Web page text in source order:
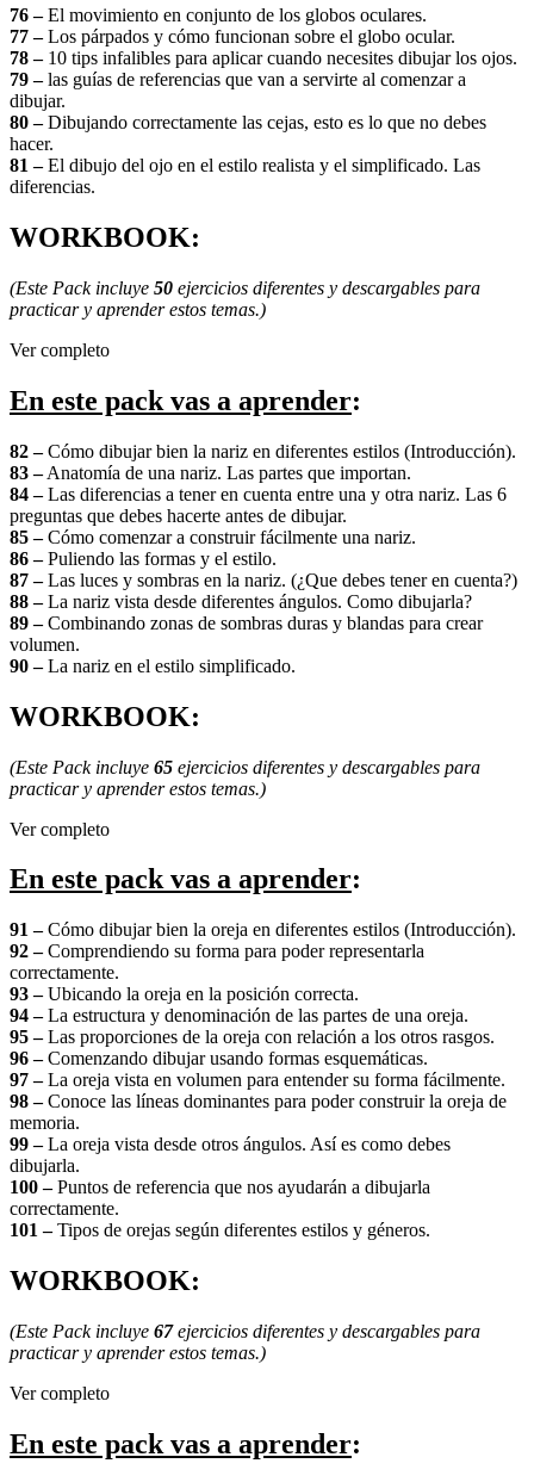
76 –El movimiento en conjunto de los globos oculares.
77 –Los párpados y cómo funcionan sobre el globo ocular.
78 –10 tips infalibles para aplicar cuando necesites dibujar los ojos.
79 –las guías de referencias que van a servirte al comenzar a
dibujar.
80 –Dibujando correctamente las cejas, esto es lo que no debes
hacer.
81 –El dibujo del ojo en el estilo realista y el simplificado. Las
diferencias.
WORKBOOK:
(Este Pack incluye 50 ejercicios diferentes y descargables para
practicar y aprender estos temas.)
Ver completo
En este pack vas a aprender:
82 –Cómo dibujar bien la nariz en diferentes estilos (Introducción).
83 –Anatomía de una nariz. Las partes que importan.
84 –Las diferencias a tener en cuenta entre una y otra nariz. Las 6
preguntas que debes hacerte antes de dibujar.
85 –Cómo comenzar a construir fácilmente una nariz.
86 –Puliendo las formas y el estilo.
87 –Las luces y sombras en la nariz. (¿Que debes tener en cuenta?)
88 –La nariz vista desde diferentes ángulos. Como dibujarla?
89 –Combinando zonas de sombras duras y blandas para crear
volumen.
90 –La nariz en el estilo simplificado.
WORKBOOK:
(Este Pack incluye 65 ejercicios diferentes y descargables para
practicar y aprender estos temas.)
Ver completo
En este pack vas a aprender:
91 –Cómo dibujar bien la oreja en diferentes estilos (Introducción).
92 –Comprendiendo su forma para poder representarla
correctamente.
93 –Ubicando la oreja en la posición correcta.
94 –La estructura y denominación de las partes de una oreja.
95 –Las proporciones de la oreja con relación a los otros rasgos.
96 –Comenzando dibujar usando formas esquemáticas.
97 –La oreja vista en volumen para entender su forma fácilmente.
98 –Conoce las líneas dominantes para poder construir la oreja de
memoria.
99 –La oreja vista desde otros ángulos. Así es como debes
dibujarla.
100 –Puntos de referencia que nos ayudarán a dibujarla
correctamente.
101 –Tipos de orejas según diferentes estilos y géneros.
WORKBOOK:
(Este Pack incluye 67ejercicios diferentes y descargables para
practicar y aprender estos temas.)
Ver completo
En este pack vas a aprender: